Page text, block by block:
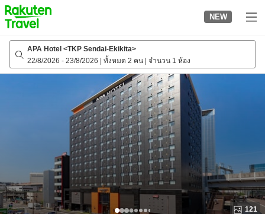
to
top
page
NEW
APA Hotel <TKP Sendai-Ekikita>
22/8/2026 - 23/8/2026 ทั้งหมด 2 คน จำนวน 1 ห้อง
121